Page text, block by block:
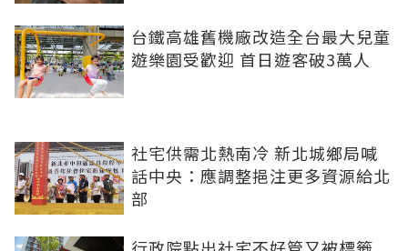
台鐵高雄舊機廠改造全台最大兒童
遊樂園受歡迎 首日遊客破3萬人
社宅供需北熱南冷 新北城鄉局喊
話中央：應調整挹注更多資源給北
部